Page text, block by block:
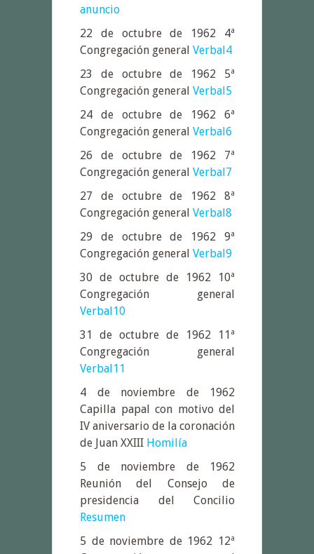
anuncio
22 de octubre de 1962 4ª
Congregación general Verbal4
23 de octubre de 1962 5ª
Congregación general Verbal5
24 de octubre de 1962 6ª
Congregación general Verbal6
26 de octubre de 1962 7ª
Congregación general Verbal7
27 de octubre de 1962 8ª
Congregación general Verbal8
29 de octubre de 1962 9ª
Congregación general Verbal9
30 de octubre de 1962 10ª
Congregación general
Verbal10
31 de octubre de 1962 11ª
Congregación general
Verbal11
4 de noviembre de 1962
Capilla papal con motivo del
IV aniversario de la coronación
de Juan XXIII Homilía
5 de noviembre de 1962
Reunión del Consejo de
presidencia del Concilio
Resumen
5 de noviembre de 1962 12ª